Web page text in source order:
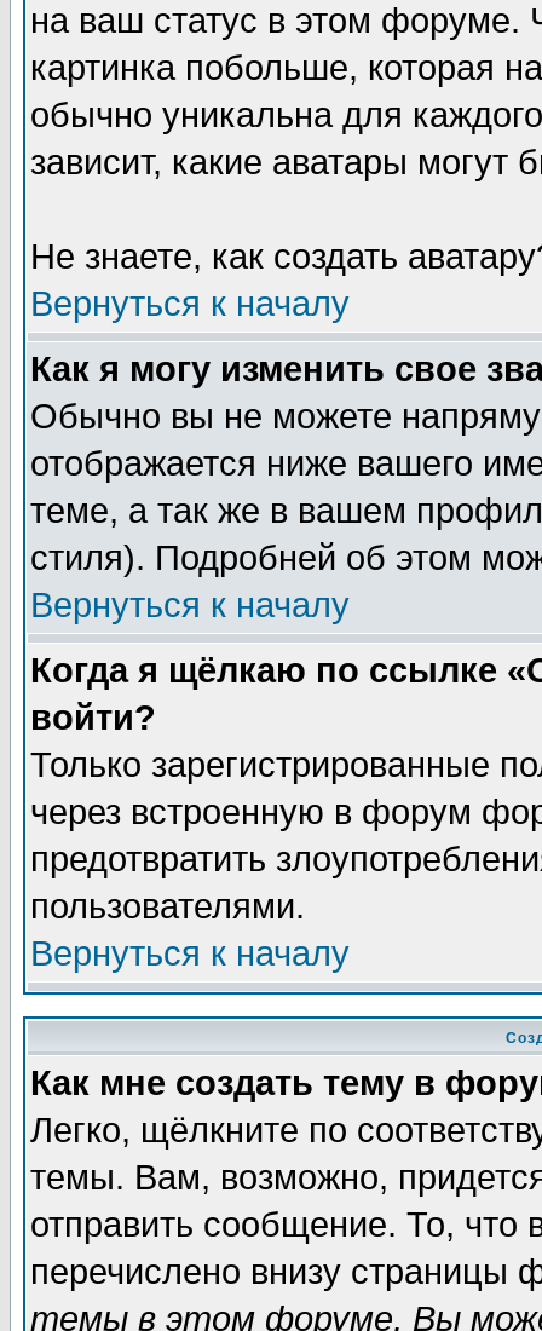
на ваш статус в этом форуме.
картинка побольше, которая
обычно уникальна для
зависит, какие аватары могут
Не знаете, как создать
Вернуться к началу
Как я могу изменить свое
Обычно вы не можете
отображается ниже вашего
теме, а так же в вашем
стиля). Подробней об этом
Вернуться к началу
Когда я щёлкаю по ссылке
войти?
Только зарегистрированные
через встроенную в форум
предотвратить
пользователями.
Вернуться к началу
Как мне создать тему в
Легко, щёлкните по
темы. Вам, возможно,
отправить сообщение. То,
перечислено внизу страницы
темы в этом форуме, Вы